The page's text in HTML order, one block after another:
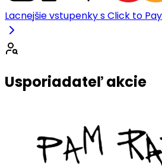
Lacnejšie vstupenky s Click to Pay
Usporiadateľ akcie